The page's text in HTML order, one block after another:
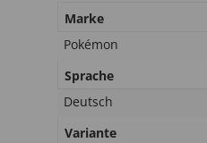
Marke
Pokémon
Sprache
Deutsch
Variante